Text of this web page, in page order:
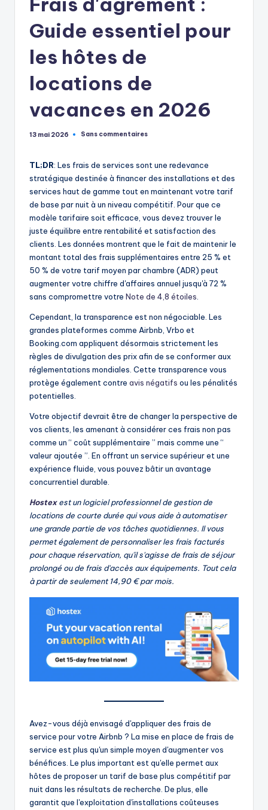
Guide essentiel pour
les hôtes de
locations de
vacances en 2026
13 mai 2026 Sans commentaires
TL;DR: Les frais de services sont une redevance
stratégique destinée à financer des installations et des
services haut de gamme tout en maintenant votre tarif
de base par nuit à un niveau compétitif. Pour que ce
modèle tarifaire soit efficace, vous devez trouver le
juste équilibre entre rentabilité et satisfaction des
clients. Les données montrent que le fait de maintenir le
montant total des frais supplémentaires entre 25 % et
50 % de votre tarif moyen par chambre (ADR) peut
augmenter votre chiffre d'affaires annuel jusqu'à 72 %
sans compromettre votre Note de 4,8 étoiles
Cependant, la transparence est non négociable. Les
grandes plateformes comme Airbnb, Vrbo et
Booking.com appliquent désormais strictement les
règles de divulgation des prix afin de se conformer aux
réglementations mondiales. Cette transparence vous
protège également contre avis négatifs ou les pénalités
potentielles.
Votre objectif devrait être de changer la perspective de
vos clients, les amenant à considérer ces frais non pas
comme un “ coût supplémentaire ” mais comme une “
valeur ajoutée ”. En offrant un service supérieur et une
expérience fluide, vous pouvez bâtir un avantage
concurrentiel durable.
Hostexest un logiciel professionnel de gestion de
locations de courte durée qui vous aide à automatiser
une grande partie de vos tâches quotidiennes. Il vous
permet également de personnaliser les frais facturés
pour chaque réservation, qu'il s'agisse de frais de séjour
prolongé ou de frais d'accès aux équipements. Tout cela
à partir de seulement 14,90 € par mois.
Avez-vous déjà envisagé d'appliquer des frais de
service pour votre Airbnb ? La mise en place de frais de
service est plus qu'un simple moyen d'augmenter vos
bénéfices. Le plus important est qu'elle permet aux
hôtes de proposer un tarif de base plus compétitif par
nuit dans les résultats de recherche. De plus, elle
garantit que l'exploitation d'installations coûteuses